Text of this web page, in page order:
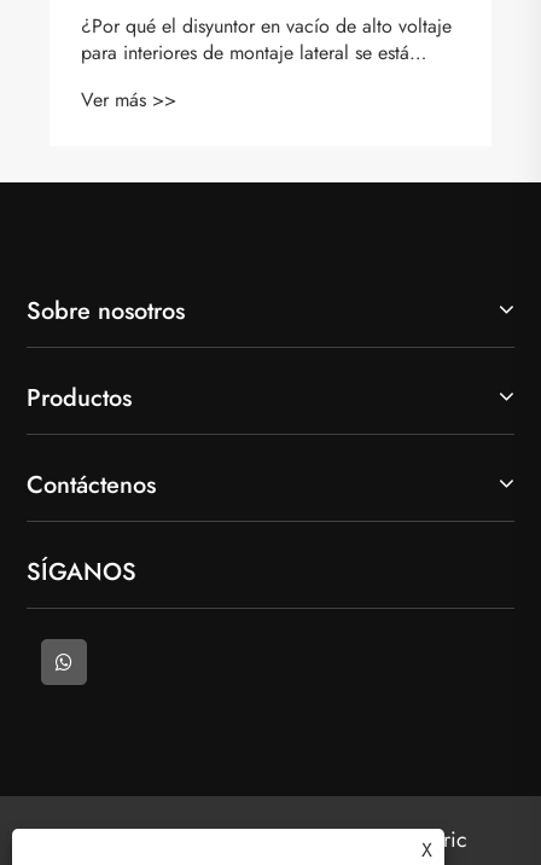
¿Por qué el disyuntor en vacío de alto voltaje
para interiores de montaje lateral se está
distribución de energía modernos?
Ver más >>
Sobre nosotros
Productos
Contáctenos
SÍGANOS
Copyright © 2025 Bienvenido (Wenzhou) Electric
X